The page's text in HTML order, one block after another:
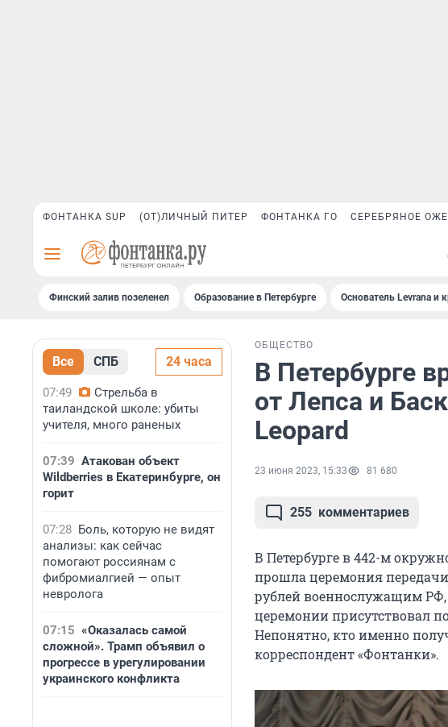
ФОНТАНКА SUP (ОТ)ЛИЧНЫЙ ПИТЕР ФОНТАНКА ГО СЕРЕБРЯНОЕ
Финский залив позеленел Образование в Петербурге Основатель Levrana и
Все СПБ 24 часа
07:49
Стрельба в
таиландской школе: убиты
учителя, много раненых
07:39 Атакован объект
Wildberries в Екатеринбурге, он
горит
07:28 Боль, которую не видят
анализы: как сейчас
помогают россиянам с
фибромиалгией — опыт
невролога
07:15 «Оказалась самой
сложной». Трамп объявил о
прогрессе в урегулировании
украинского конфликта
ОБЩЕСТВО
В Петербурге
от Лепса и
Leopard
23 июня 2023, 15:33 81 680
255 комментариев
В Петербурге в 442-м
прошла церемония
рублей военнослужащим
церемонии присутствовал
Непонятно, кто именно
корреспондент «Фонтанки».